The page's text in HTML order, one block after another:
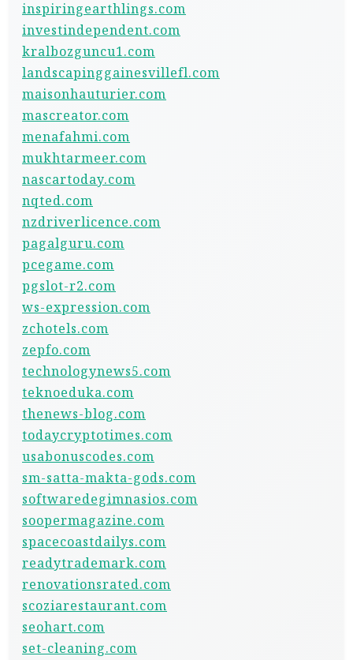
inspiringearthlings.com
investindependent.com
kralbozguncu1.com
landscapinggainesvillefl.com
maisonhauturier.com
mascreator.com
menafahmi.com
mukhtarmeer.com
nascartoday.com
nqted.com
nzdriverlicence.com
pagalguru.com
pcegame.com
pgslot-r2.com
ws-expression.com
zchotels.com
zepfo.com
technologynews5.com
teknoeduka.com
thenews-blog.com
todaycryptotimes.com
usabonuscodes.com
sm-satta-makta-gods.com
softwaredegimnasios.com
soopermagazine.com
spacecoastdailys.com
readytrademark.com
renovationsrated.com
scoziarestaurant.com
seohart.com
set-cleaning.com